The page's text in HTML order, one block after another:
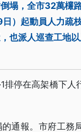
塌，全市32萬欉
）起動員人力疏
也派人巡查工地
排停在高架橋下人
通報。市府工務